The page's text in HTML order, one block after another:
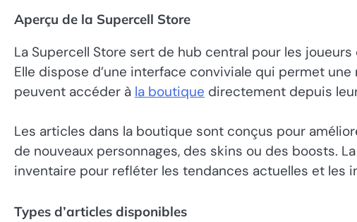
Aperçu de la Supercell Store
La Supercell Store sert de hub central pour les
Elle dispose d’une interface conviviale qui permet
peuvent accéder à la boutique directement depuis
Les articles dans la boutique sont conçus pour
de nouveaux personnages, des skins ou des boosts.
inventaire pour refléter les tendances actuelles et les
Types d’articles disponibles